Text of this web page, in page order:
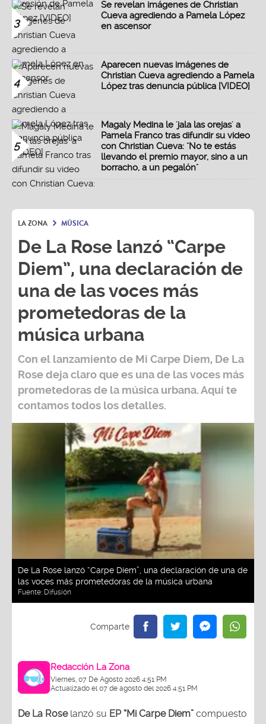
3
Se revelan imágenes de Christian
Cueva agrediendo a Pamela López
en ascensor
4
Aparecen nuevas imágenes de
Christian Cueva agrediendo a Pamela
López tras denuncia pública [VIDEO]
5
Magaly Medina le 'jala las orejas' a
Pamela Franco tras difundir su video
con Christian Cueva: "No te estás
llevando el premio mayor, sino a un
borracho, a un pegalón"
LA ZONA MÚSICA
De La Rose lanzó “Carpe
Diem”, una declaración de
una de las voces más
prometedoras de la
música urbana
Con el lanzamiento de Mi Carpe Diem, De La
Rose deja claro que es una de las voces más
prometedoras de la música urbana. Aquí te
contamos todos los detalles.
De La Rose lanzó “Carpe Diem”, una declaración de una de
las voces más prometedoras de la música urbana
Fuente: Difusión
Redacción La Zona
Viernes, 07 De Agosto 2026 4:51 PM
Actualizado el 07 de agosto del 2026 4:51 PM
De La Rose lanzó su EP “Mi Carpe Diem” compuesto